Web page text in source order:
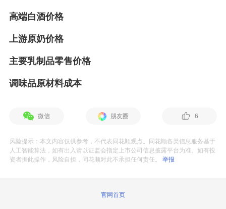
高端白酒价格
上游原奶价格
主要乳制品零售价格
调味品原材料成本
微信 朋友圈 6
风险提示：本文内容仅供参考，不代表同花顺观点。同花顺各类信息服务基于
人工智能算法，如有出入请以证监会指定上市公司信息披露平台为准。如有投
资者据此操作，风险自担，同花顺对此不承担任何责任。举报
官网首页